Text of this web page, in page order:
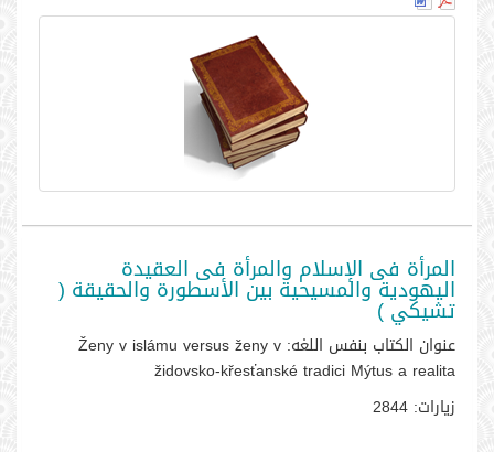
المرأة فى الإسلام والمرأة فى العقيدة
اليهودية والمسيحية بين الأسطورة والحقيقة (
تشيكي )
عنوان الكتاب بنفس اللغه: Ženy v islámu versus ženy v
židovsko-křesťanské tradici Mýtus a realita
زيارات: